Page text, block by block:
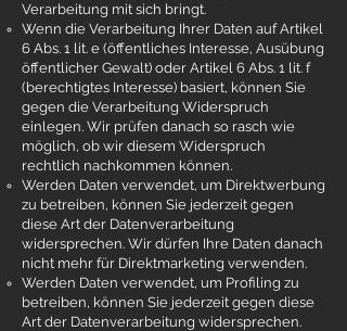
Verarbeitung mit sich bringt.
Wenn die Verarbeitung Ihrer Daten auf Artikel
6 Abs. 1 lit. e (öffentliches Interesse, Ausübung
öffentlicher Gewalt) oder Artikel 6 Abs. 1 lit. f
(berechtigtes Interesse) basiert, können Sie
gegen die Verarbeitung Widerspruch
einlegen. Wir prüfen danach so rasch wie
möglich, ob wir diesem Widerspruch
rechtlich nachkommen können.
Werden Daten verwendet, um Direktwerbung
zu betreiben, können Sie jederzeit gegen
diese Art der Datenverarbeitung
widersprechen. Wir dürfen Ihre Daten danach
nicht mehr für Direktmarketing verwenden.
Werden Daten verwendet, um Profiling zu
betreiben, können Sie jederzeit gegen diese
Art der Datenverarbeitung widersprechen.